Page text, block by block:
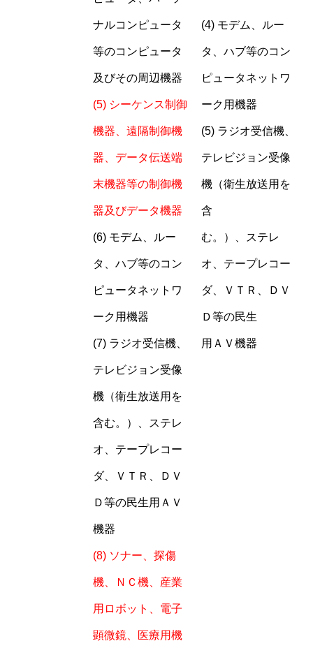
ナルコンピュータ
等のコンピュータ
及びその周辺機器
(5) シーケンス制御
機器、遠隔制御機
器、データ伝送端
末機器等の制御機
器及びデータ機器
(6) モデム、ルー
タ、ハブ等のコン
ピュータネットワ
ーク用機器
(7) ラジオ受信機、
テレビジョン受像
機（衛生放送用を
含む。）、ステレ
オ、テープレコー
ダ、ＶＴＲ、ＤＶ
Ｄ等の民生用ＡＶ
機器
(8) ソナー、探傷
機、ＮＣ機、産業
用ロボット、電子
顕微鏡、医療用機
(4) モデム、ルー
タ、ハブ等のコン
ピュータネットワ
ーク用機器
(5) ラジオ受信機、
テレビジョン受像
機（衛生放送用を
含
む。）、ステレ
オ、テープレコー
ダ、ＶＴＲ、ＤＶ
Ｄ等の民生
用ＡＶ機器